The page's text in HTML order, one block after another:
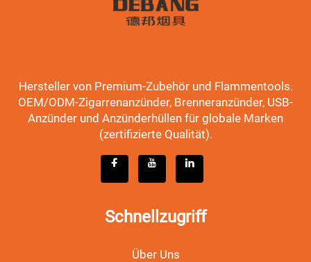
Hersteller von Premium-Zubehör und Flammentools.
OEM/ODM-Zigarrenanzünder, Brenneranzünder, USB-
Anzünder und Anzünderhüllen für globale Marken
(zertifizierte Qualität).
Schnellzugriff
Über Uns